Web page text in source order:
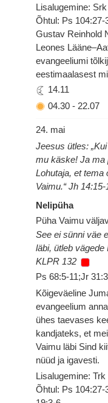
Lisalugemine:
Õhtul: Ps
Gustav Reinhold
Leones
evangeeliumi
eestimaalasest
14.11
04.30 - 22.07
24. mai
Jeesus ütles:
mu käske! Ja ma
Lohutaja, et tema
Vaimu.“ Jh 14:15-
Nelipüha
Püha Vaimu
See ei sünni väe
läbi, ütleb
KLPR 132
Ps 68:5-11;Jr
Kõigeväeline
evangeelium
ühes taevases
kandjateks, et
Vaimu läbi Sind
nüüd ja igavesti.
Lisalugemine: Trk
Õhtul: Ps